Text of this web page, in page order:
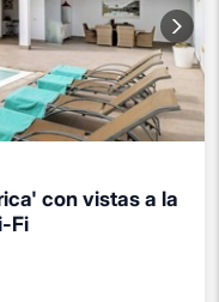
con vistas a la
Fi